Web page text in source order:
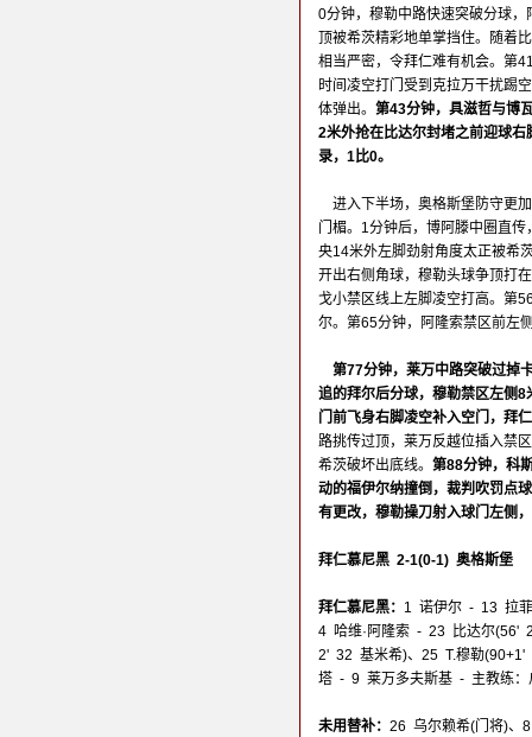
0分钟，穆勒中路快速突破分球
顶被希茨精彩地单掌挡住。随着
相当严密，令拜仁难有机会。第
时间凌空打门受到克拉万干扰踢
体弹出。 第43分钟，具滋哲与博
2米外抢在比达尔封堵之前迎球
录，1比0。
进入下半场，奥格斯堡防守更
门楣。1分钟后，博阿滕中圈直
央14米外左脚劲射角度太正被希
开出右侧角球，穆勒头球争顶打
戈小禁区线上左脚凌空打高。第
尔。第65分钟，阿隆索禁区前左
第77分钟，莱万中路突破过掉
追的拜尔后分球，穆勒禁区左侧
门前飞身右脚凌空补入空门，拜
路挑传过顶，莱万反越位插入禁
希茨破坏出底线。 第88分钟，科
动的福伊尔纳撞倒，裁判吹罚点
有更改，穆勒操刀射入球门左侧
拜仁慕尼黑 2-1(0-1) 奥格斯堡
拜仁慕尼黑： 1 诺伊尔 - 13 拉
4 哈维·阿隆索 - 23 比达尔(56'
2' 32 基米希)、25 T.穆勒(90+1'
塔 - 9 莱万多夫斯基 - 主教练：
未用替补： 26 乌尔赖希(门将)、